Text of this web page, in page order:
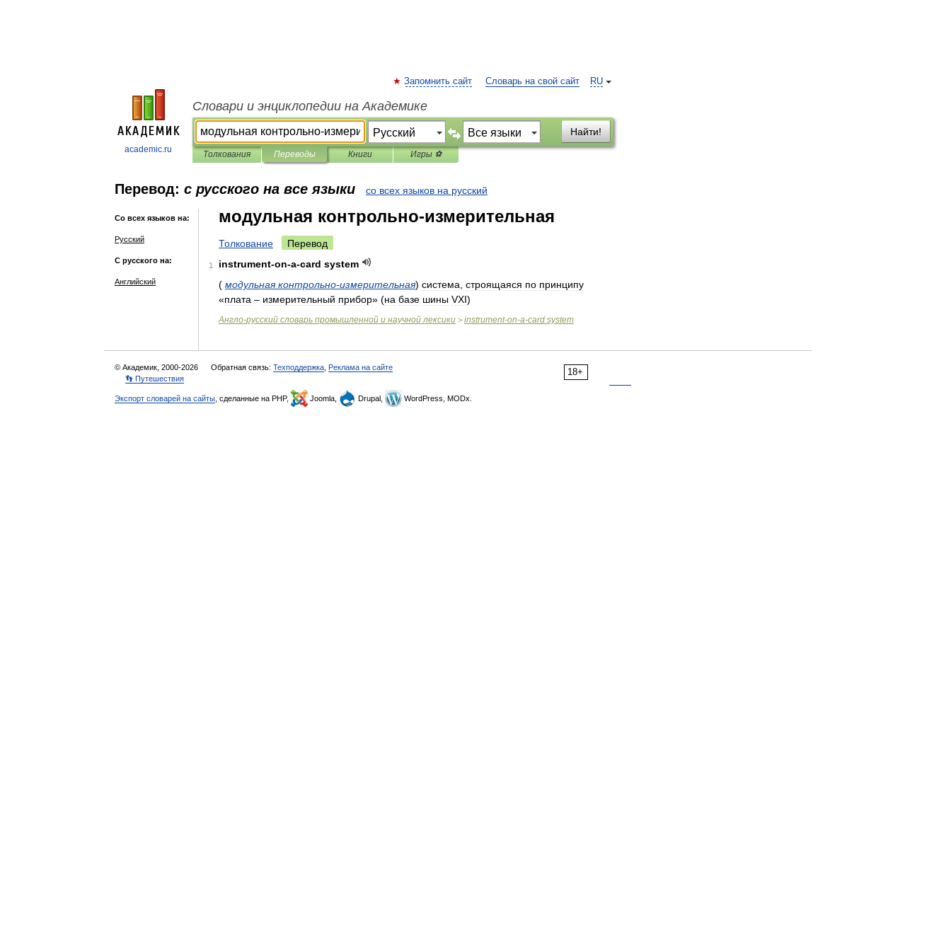
academic.ru
RU
Запомнить сайт Словарь на свой сайт
Словари и энциклопедии на Академике
Найти!
Толкования Переводы Книги Игры ⚽
Перевод: с русского на все языки со всех языков на русский
Со всех языков на:
Русский
С русского на:
Английский
модульная контрольно-измерительная
Толкование Перевод
1 instrument-on-a-card system
( модульная контрольно-измерительная) система строящаяся по принципу
«плата – измерительный прибор» (на базе шины VXI)
Англо-русский словарь промышленной и научной лексики > instrument-on-a-card system
18+
© Академик, 2000-2026 Обратная связь: Техподдержка Реклама на сайте
👣 Путешествия
Экспорт словарей на сайты , сделанные на PHP, Joomla, Drupal, WordPress, MODx.